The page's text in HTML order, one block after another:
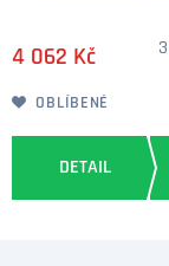
4 062 Kč
OBLÍBENÉ